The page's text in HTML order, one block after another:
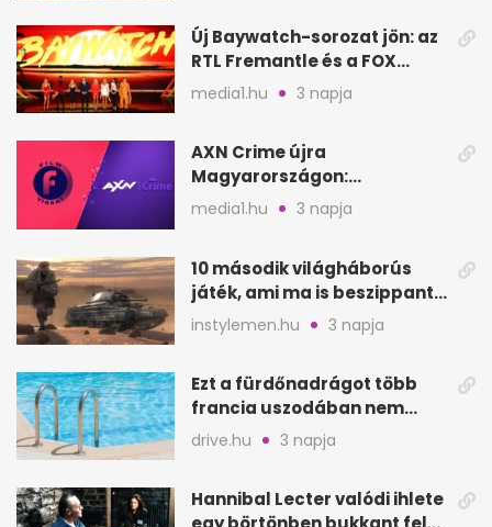
Új Baywatch-sorozat jön: az
RTL Fremantle és a FOX
készíti
media1.hu 3 napja
AXN Crime újra
Magyarországon:
szeptembertől a Viasat Film
media1.hu 3 napja
10 második világháborús
játék, ami ma is beszippant
a képernyő elé
instylemen.hu 3 napja
Ezt a fürdőnadrágot több
francia uszodában nem
fogadják el
drive.hu 3 napja
Hannibal Lecter valódi ihlete